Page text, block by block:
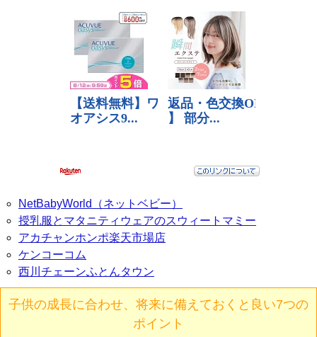
NetBabyWorld（ネットベビー）
授乳服とマタニティウェアのスウィートマミー
アカチャンホンポ楽天市場店
ケンコーコム
西川チェーンふとんタウン
子供の成長に合わせ、将来に備えておくと良い7つの
ポイント